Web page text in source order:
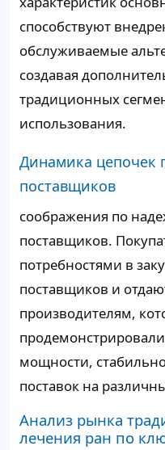
способствуют
обслуживаемые
создавая
традиционных
использования.
Динамика цепочек
поставщиков
соображения по
поставщиков.
потребностями в
поставщиков и
производителям,
мощности,
поставок на
Анализ рынка
лечения ран по